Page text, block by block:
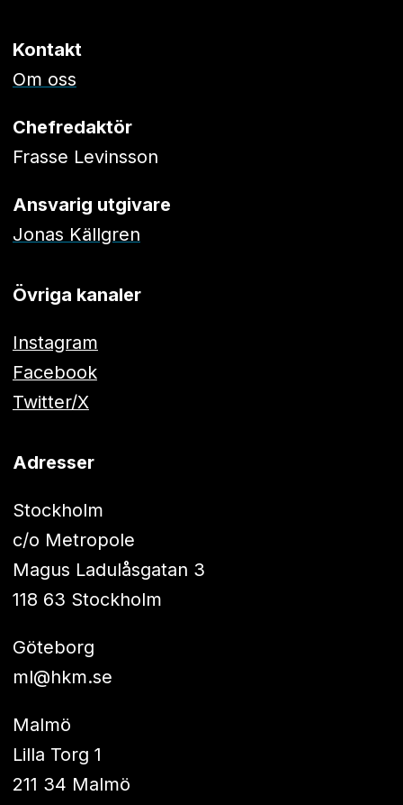
Kontakt
Om oss
Chefredaktör
Frasse Levinsson
Ansvarig utgivare
Jonas Källgren
Övriga kanaler
Instagram
Facebook
Twitter/X
Adresser
Stockholm
c/o Metropole
Magus Ladulåsgatan 3
118 63 Stockholm
Göteborg
ml@hkm.se
Malmö
Lilla Torg 1
211 34 Malmö